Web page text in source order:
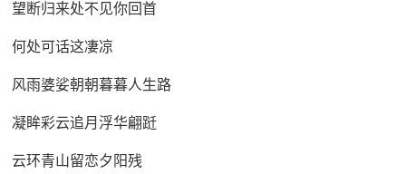
望断归来处不见你回首
何处可话这凄凉
风雨婆娑朝朝暮暮人生路
凝眸彩云追月浮华翩跹
云环青山留恋夕阳残